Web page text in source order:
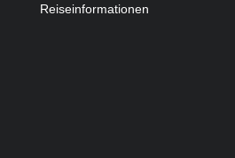
Reiseinformationen